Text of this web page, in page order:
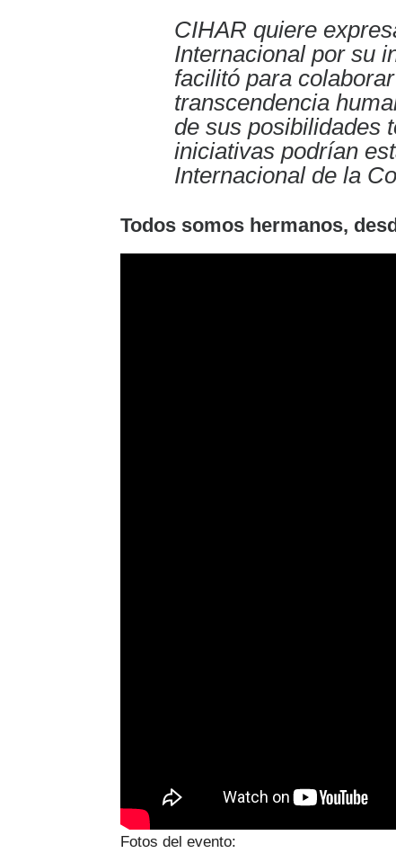
CIHAR quiere
Internacional por su
facilitó para
transcendencia
de sus posibilidades
iniciativas podrían
Internacional de la
Todos somos hermanos,
Fotos del evento: